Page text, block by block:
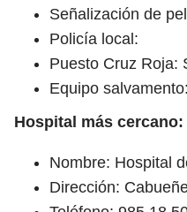
Señalización de
Policía local:
Puesto Cruz Roja:
Equipo
Hospital más cercano:
Nombre: Hospital
Dirección: